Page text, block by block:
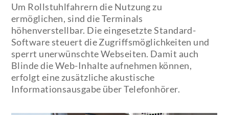
Um Rollstuhlfahrern die Nutzung zu
ermöglichen, sind die Terminals
höhenverstellbar. Die eingesetzte Standard-
Software steuert die Zugriffsmöglichkeiten und
sperrt unerwünschte Webseiten. Damit auch
Blinde die Web-Inhalte aufnehmen können,
erfolgt eine zusätzliche akustische
Informationsausgabe über Telefonhörer.